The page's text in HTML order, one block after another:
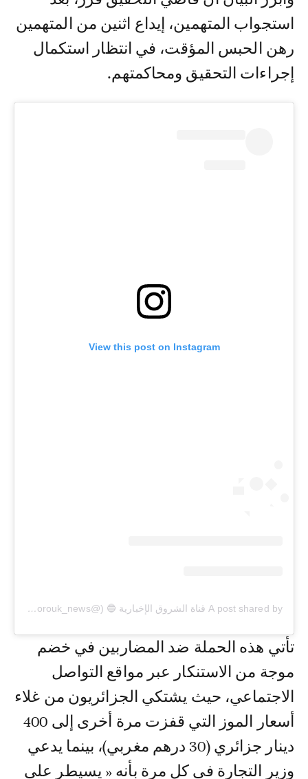
استجواب المتهمين، إيداع اثنين من المتهمين
رهن الحبس المؤقت، في انتظار استكمال
إجراءات التحقيق ومحاكمتهم.
View this post on Instagram
A post shared by قناة الشروق الإخبارية 🔵 (@echorouk_news)
تأتي هذه الحملة ضد المضاربين في خضم
موجة من الاستنكار عبر مواقع التواصل
الاجتماعي، حيث يشتكي الجزائريون من غلاء
أسعار الموز التي قفزت مرة أخرى إلى 400
دينار جزائري (30 درهم مغربي)، بينما يدعي
وزير التجارة في كل مرة بأنه « يسيطر على